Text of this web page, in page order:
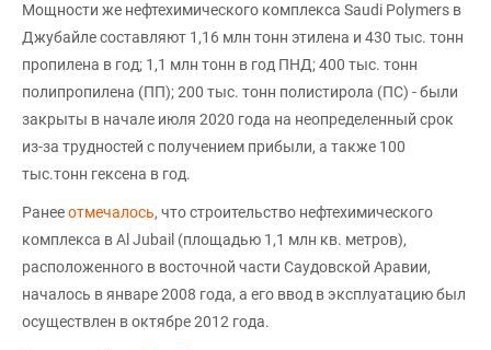
Мощности же нефтехимического комплекса Saudi Polymers в
Джубайле составляют 1,16 млн тонн этилена и 430 тыс. тонн
пропилена в год; 1,1 млн тонн в год ПНД; 400 тыс. тонн
полипропилена (ПП); 200 тыс. тонн полистирола (ПС) - были
закрыты в начале июля 2020 года на неопределенный срок
из-за трудностей с получением прибыли, а также 100
тыс.тонн гексена в год.
Ранееотмечалось, что строительство нефтехимического
комплекса в Al Jubail (площадью 1,1 млн кв. метров),
расположенного в восточной части Саудовской Аравии,
началось в январе 2008 года, а его ввод в эксплуатацию был
осуществлен в октябре 2012 года.